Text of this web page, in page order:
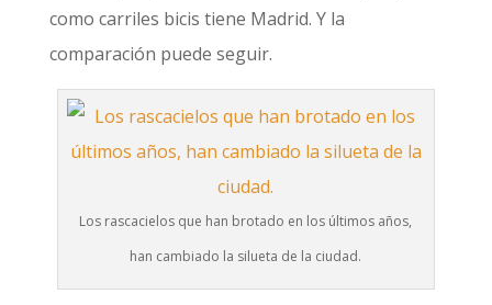
como carriles bicis tiene Madrid. Y la
comparación puede seguir.
Los rascacielos que han brotado en los últimos años,
han cambiado la silueta de la ciudad.